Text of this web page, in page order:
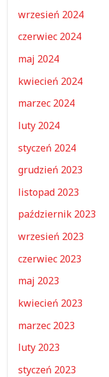
wrzesień 2024
czerwiec 2024
maj 2024
kwiecień 2024
marzec 2024
luty 2024
styczeń 2024
grudzień 2023
listopad 2023
październik 2023
wrzesień 2023
czerwiec 2023
maj 2023
kwiecień 2023
marzec 2023
luty 2023
styczeń 2023